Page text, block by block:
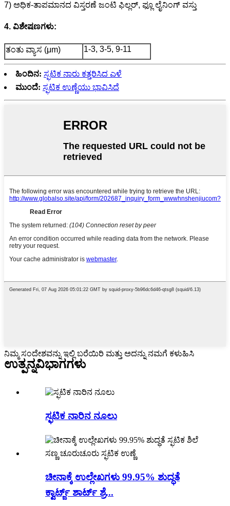
7) ಅಧಿಕ-ತಾಪಮಾನದ ವಿಸ್ತರಣೆ ಜಂಟಿ ಫಿಲ್ಲರ್, ಫ್ಲೂ ಲೈನಿಂಗ್ ವಸ್ತು
4. ವಿಶೇಷಣಗಳು:
ತಂತು ವ್ಯಾಸ (μm) 1-3, 3-5, 9-11
ಹಿಂದಿನ: ಸ್ಫಟಿಕ ನಾರು ಕತ್ತರಿಸಿದ ಎಳೆ
ಮುಂದೆ: ಸ್ಫಟಿಕ ಉಣ್ಣೆಯು ಭಾವಿಸಿದೆ
ನಿಮ್ಮ ಸಂದೇಶವನ್ನು ಇಲ್ಲಿ ಬರೆಯಿರಿ ಮತ್ತು ಅದನ್ನು ನಮಗೆ ಕಳುಹಿಸಿ
ಉತ್ಪನ್ನವಿಭಾಗಗಳು
ಸ್ಫಟಿಕ ನಾರಿನ ನೂಲು
ಚೀನಾಕ್ಕೆ ಉಲ್ಲೇಖಗಳು 99.95% ಶುದ್ಧತೆ
ಕ್ವಾರ್ಟ್ಜ್ ಶಾರ್ಟ್ ಶ್ರೆ...